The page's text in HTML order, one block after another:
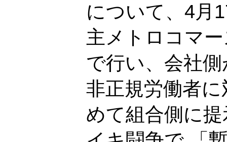
について、4月
主メトロコマ
で行い、会社
非正規労働者
めて組合側に